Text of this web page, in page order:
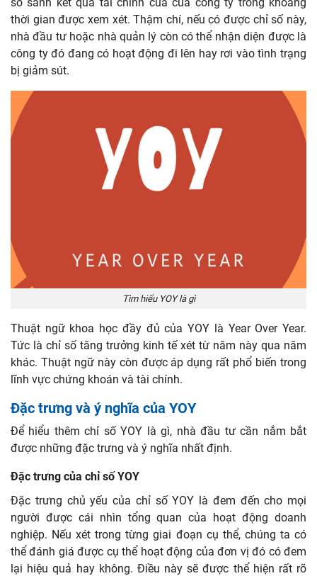
thời gian được xem xét. Thậm chí, nếu có được chỉ số này,
nhà đầu tư hoặc nhà quản lý còn có thể nhận diện được là
công ty đó đang có hoạt động đi lên hay rơi vào tình trạng
bị giảm sút.
Tìm hiểu YOY là gì
Thuật ngữ khoa học đầy đủ của YOY là Year Over Year.
Tức là chỉ số tăng trưởng kinh tế xét từ năm này qua năm
khác. Thuật ngữ này còn được áp dụng rất phổ biến trong
lĩnh vực chứng khoán và tài chính.
Đặc trưng và ý nghĩa của YOY
Để hiểu thêm chỉ số YOY là gì, nhà đầu tư cần nắm bắt
được những đặc trưng và ý nghĩa nhất định.
Đặc trưng của chỉ số YOY
Đặc trưng chủ yếu của chỉ số YOY là đem đến cho mọi
người được cái nhìn tổng quan của hoạt động doanh
nghiệp. Nếu xét trong từng giai đoạn cụ thể, chúng ta có
thể đánh giá được cụ thể hoạt động của đơn vị đó có đem
lại hiệu quả hay không. Điều này sẽ được thể hiện rất rõ